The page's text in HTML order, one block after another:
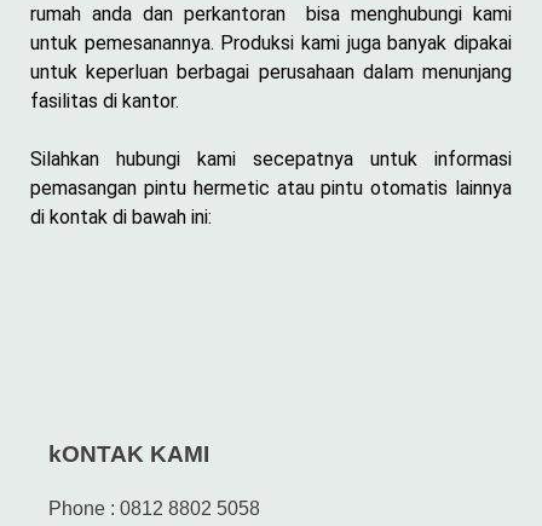
rumah anda dan perkantoran bisa menghubungi kami
untuk pemesanannya. Produksi kami juga banyak dipakai
untuk keperluan berbagai perusahaan dalam menunjang
fasilitas di kantor.
Silahkan hubungi kami secepatnya untuk informasi
pemasangan pintu hermetic atau pintu otomatis lainnya
di kontak di bawah ini:
kONTAK KAMI
Phone : 0812 8802 5058